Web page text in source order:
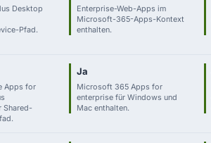
Desktop
Pfad.
Enterprise-Web-Apps im
Microsoft-365-Apps-Kontext
enthalten.
Apps for
Shared-
Ja
Microsoft 365 Apps for
enterprise für Windows und
Mac enthalten.